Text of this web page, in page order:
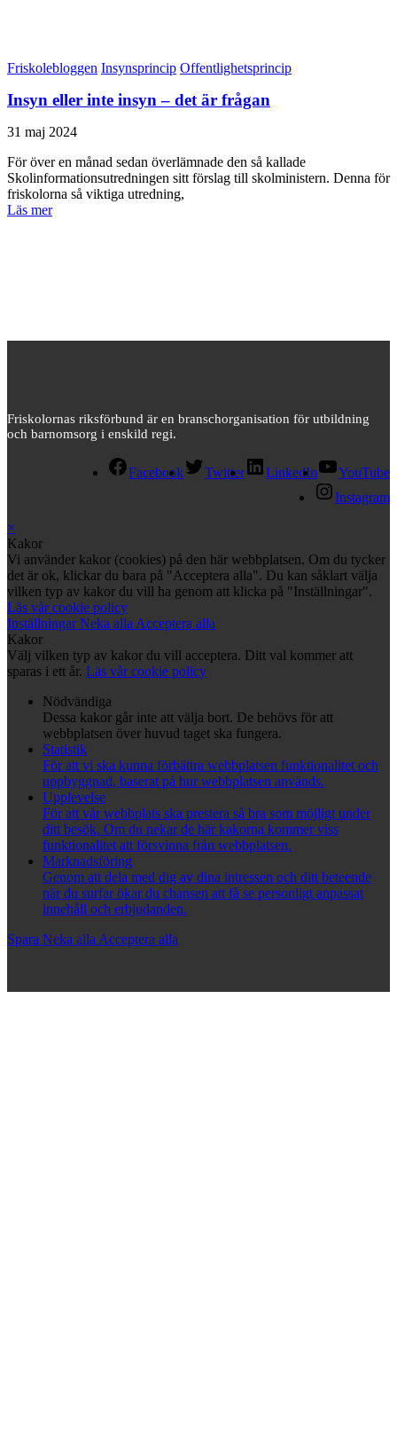
Friskolebloggen Insynsprincip Offentlighetsprincip
Insyn eller inte insyn – det är frågan
31 maj 2024
För över en månad sedan överlämnade den så kallade
Skolinformationsutredningen sitt förslag till skolministern. Denna för
friskolorna så viktiga utredning,
Läs mer
Friskolornas riksförbund är en branschorganisation för utbildning
och barnomsorg i enskild regi.
Facebook Twitter LinkedIn
YouTube
Instagram
×
Kakor
Vi använder kakor (cookies) på den här webbplatsen. Om du tycker
det är ok, klickar du bara på "Acceptera alla". Du kan såklart välja
vilken typ av kakor du vill ha genom att klicka på "Inställningar".
Läs vår cookie policy
InställningarNeka alla Acceptera alla
Kakor
Välj vilken typ av kakor du vill acceptera. Ditt val kommer att
sparas i ett år. Läs vår cookie policy
Nödvändiga
Dessa kakor går inte att välja bort. De behövs för att
webbplatsen över huvud taget ska fungera.
Statistik
För att vi ska kunna förbättra webbplatsen funktionalitet och
uppbyggnad, baserat på hur webbplatsen används.
Upplevelse
För att vår webbplats ska prestera så bra som möjligt under
ditt besök. Om du nekar de här kakorna kommer viss
funktionalitet att försvinna från webbplatsen.
Marknadsföring
Genom att dela med dig av dina intressen och ditt beteende
när du surfar ökar du chansen att få se personligt anpassat
innehåll och erbjudanden.
Spara Neka alla Acceptera alla